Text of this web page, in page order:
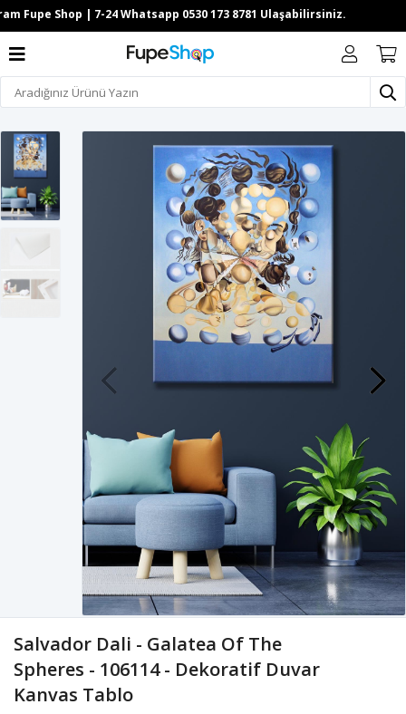
Salvador Dali - Galatea Of The
Spheres - 106114 - Dekoratif Duvar
Kanvas Tablo